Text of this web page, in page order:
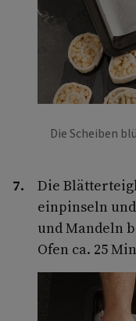
Die Scheiben
Die
einpinseln
und Mandeln
Ofen ca. 25